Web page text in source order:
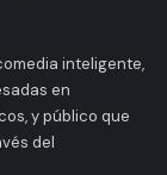
inteligente,
en
y público que
del